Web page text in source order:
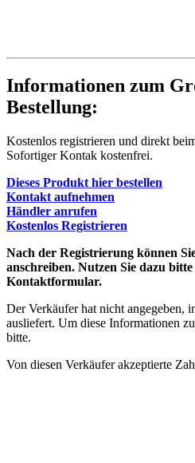
Informationen zum
Bestellung:
Kostenlos registrieren und direkt
Sofortiger Kontak kostenfrei.
Dieses Produkt hier bestellen
Kontakt aufnehmen
Händler anrufen
Kostenlos Registrieren
Nach der Registrierung können
anschreiben. Nutzen Sie dazu
Kontaktformular.
Der Verkäufer hat nicht angegeben,
ausliefert. Um diese Informationen
bitte.
Von diesen Verkäufer akzeptierte